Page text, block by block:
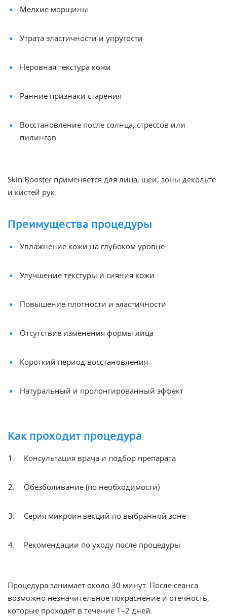
Мелкие морщины
Утрата эластичности и упругости
Неровная текстура кожи
Ранние признаки старения
Восстановление после солнца, стрессов или
пилингов
Skin Booster применяется для лица, шеи, зоны декольте
и кистей рук.
Преимущества процедуры
Увлажнение кожи на глубоком уровне
Улучшение текстуры и сияния кожи
Повышение плотности и эластичности
Отсутствие изменения формы лица
Короткий период восстановления
Натуральный и пролонгированный эффект
Как проходит процедура
Консультация врача и подбор препарата
Обезболивание (по необходимости)
Серия микроинъекций по выбранной зоне
Рекомендации по уходу после процедуры
Процедура занимает около 30 минут. После сеанса
возможно незначительное покраснение и отёчность,
которые проходят в течение 1–2 дней.